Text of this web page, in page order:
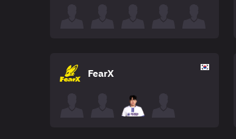
FearX